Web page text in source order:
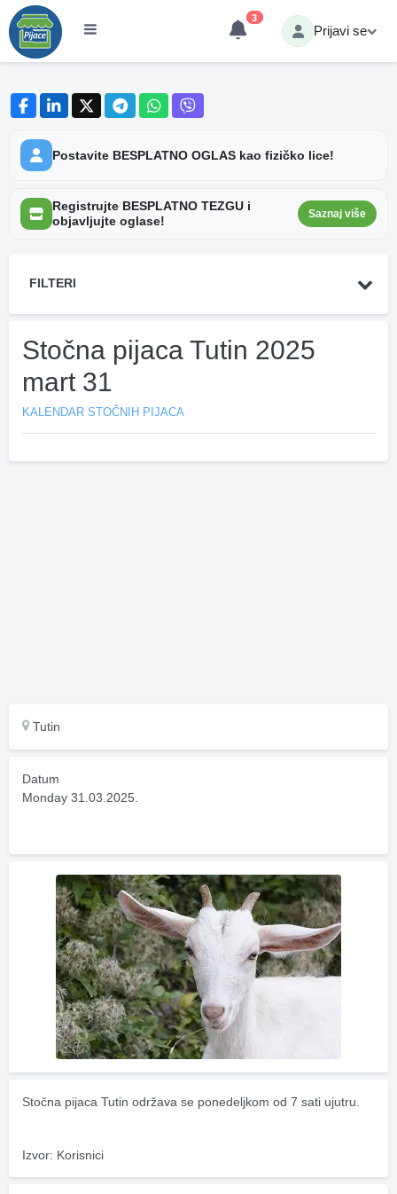
3
Prijavi se
Postavite BESPLATNO OGLAS kao fizičko lice!
Registrujte BESPLATNO TEZGU i
objavljujte oglase!
Saznaj više
FILTERI
Stočna pijaca Tutin 2025
mart 31
KALENDAR STOČNIH PIJACA
Tutin
Datum
Monday 31.03.2025.
Stočna pijaca Tutin održava se ponedeljkom od 7 sati ujutru.
Izvor: Korisnici